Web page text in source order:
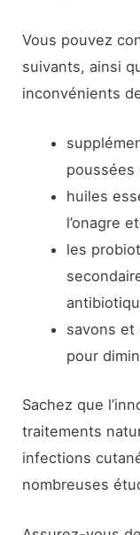
Vous pouvez
suivants, ainsi
inconvénients
poussées
huiles
l’onagre
les
savons et
pour
Sachez que
traitements
infections
nombreuses